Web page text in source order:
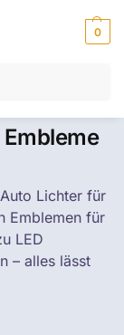
0
Lichter für
Emblemen für
LED
– alles lässt